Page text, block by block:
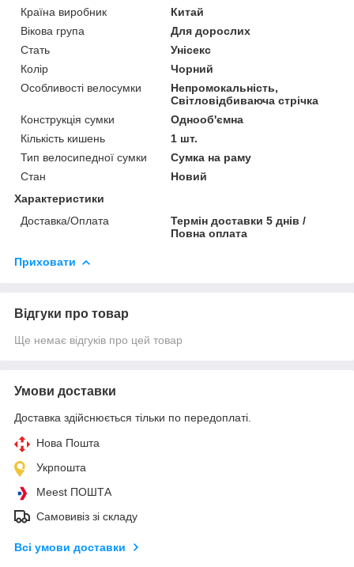
Країна виробник
Китай
Вікова група
Для дорослих
Стать
Унісекс
Колір
Чорний
Особливості велосумки
Непромокальність,
Світловідбиваюча стрічка
Конструкція сумки
Однооб'ємна
Кількість кишень
1 шт.
Тип велосипедної сумки
Сумка на раму
Стан
Новий
Характеристики
Доставка/Оплата
Термін доставки 5 днів /
Повна оплата
Приховати
Відгуки про товар
Ще немає відгуків про цей товар
Умови доставки
Доставка здійснюється тільки по передоплаті.
Нова Пошта
Укрпошта
Meest ПОШТА
Самовивіз зі складу
Всі умови доставки